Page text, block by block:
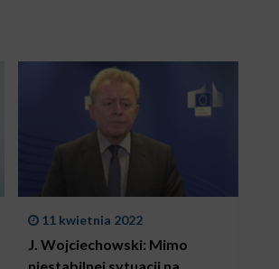
11 kwietnia 2022
J. Wojciechowski: Mimo